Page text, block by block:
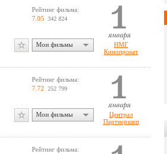
НМГ
Кинопрокат
Рейтинг фильма:
7.05 342 824
Мои фильмы
Централ
Партнершип
Рейтинг фильма:
7.72 252 799
Мои фильмы
Рейтинг фильма: